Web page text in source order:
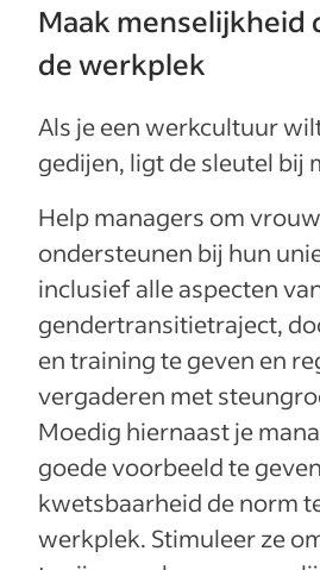
Maak menselijkheid
de werkplek
Als je een werkcultuur
gedijen, ligt de sleutel bij
Help managers om
ondersteunen bij hun
inclusief alle aspecten
gendertransitietraject,
en training te geven en
vergaderen met
Moedig hiernaast je
goede voorbeeld te
kwetsbaarheid de norm
werkplek. Stimuleer ze